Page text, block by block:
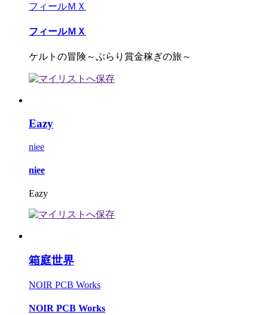
フィールＭＸ
フィールＭＸ
ケルトの冒険～ぶらり賞金稼ぎの旅～
Eazy
niee
niee
Eazy
箱庭世界
NOIR PCB Works
NOIR PCB Works